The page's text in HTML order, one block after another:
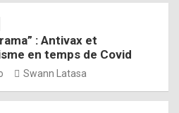
: Antivax et
en temps de Covid
Swann Latasa